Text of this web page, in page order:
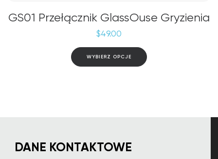
GS01 Przełącznik GlassOuse Gryzienia
$49.00
WYBIERZ OPCJE
produkt
DANE KONTAKTOWE